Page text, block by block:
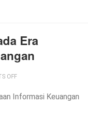
Era
OFF
Informasi Keuangan